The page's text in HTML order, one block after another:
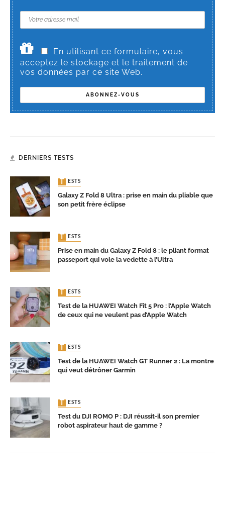
En utilisant ce formulaire, vous
acceptez le stockage et le traitement de
vos données par ce site Web.
DERNIERS TESTS
TESTS
Galaxy Z Fold 8 Ultra : prise en main du pliable que
son petit frère éclipse
TESTS
Prise en main du Galaxy Z Fold 8 : le pliant format
passeport qui vole la vedette à l’Ultra
TESTS
Test de la HUAWEI Watch Fit 5 Pro : l’Apple Watch
de ceux qui ne veulent pas d’Apple Watch
TESTS
Test de la HUAWEI Watch GT Runner 2 : La montre
qui veut détrôner Garmin
TESTS
Test du DJI ROMO P : DJI réussit-il son premier
robot aspirateur haut de gamme ?